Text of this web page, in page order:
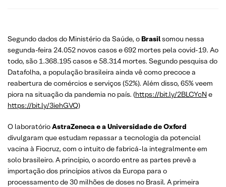
Segundo dados do Ministério da Saúde, o Brasilsomou nessa
segunda-feira 24.052 novos casos e 692 mortes pela covid-19. Ao
todo, são 1.368.195 casos e 58.314 mortes. Segundo pesquisa do
Datafolha, a população brasileira ainda vê como precoce a
reabertura de comércios e serviços (52%). Além disso, 65% veem
piora na situação da pandemia no país. (https://bit.ly/2BLCYcN e
https://bit.ly/3iehGVQ)
O laboratórioAstraZeneca e a Universidade de Oxford
divulgaram que estudam repassar a tecnologia da potencial
vacina à Fiocruz, com o intuito de fabricá-la integralmente em
solo brasileiro. A princípio, o acordo entre as partes prevê a
importação dos princípios ativos da Europa para o
processamento de 30 milhões de doses no Brasil. A primeira